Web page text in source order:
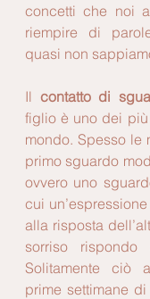
concetti che noi
riempire di
quasi non
Il contatto di
figlio è uno dei
mondo. Spesso le
primo sguardo
ovvero uno
cui
alla risposta
sorriso
Solitamente ciò
prime settimane